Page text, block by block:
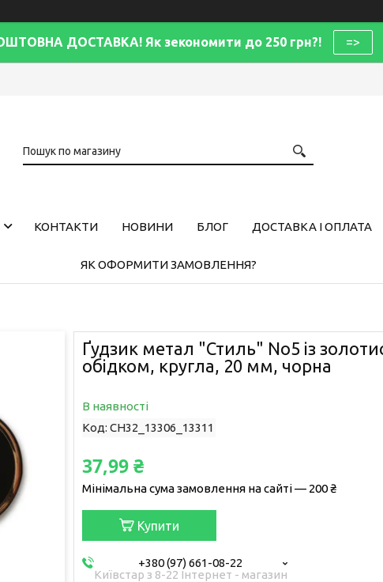
ДОСТАВКА! Як зекономити до 250 грн?! =>
КОНТАКТИ НОВИНИ БЛОГ ДОСТАВКА І ОПЛАТА
ЯК ОФОРМИТИ ЗАМОВЛЕННЯ?
Ґудзик метал "Стиль" No5 із
обідком, кругла, 20 мм, чорна
В наявності
Код: CH32_13306_13311
37,99 ₴
Мінімальна сума замовлення на сайті — 200 ₴
Купити
+380 (97) 661-08-22
Київстар з 8-22 Інтернет - магазин